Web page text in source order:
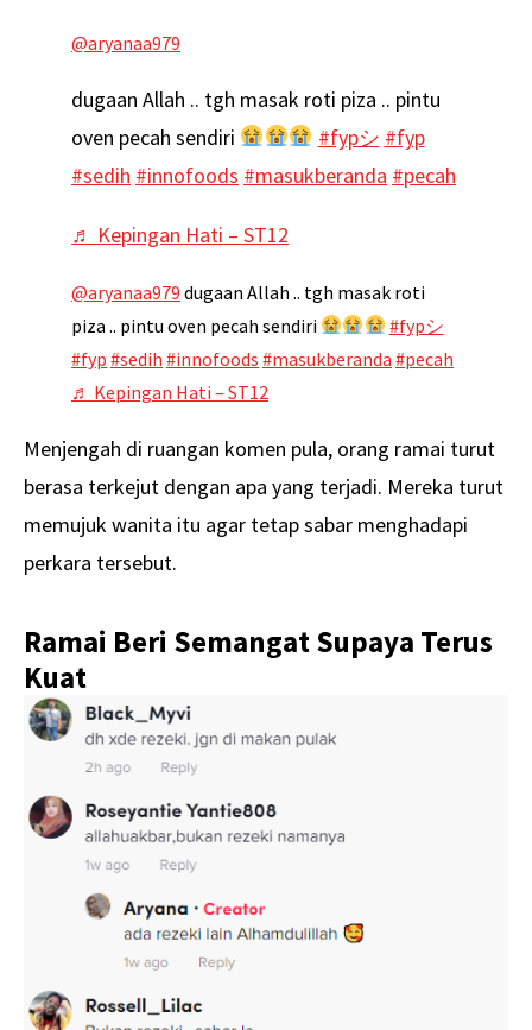
@aryanaa979
dugaan Allah .. tgh masak roti piza .. pintu
oven pecah sendiri
#fypシ #fyp
#sedih #innofoods #masukberanda #pecah
♬ Kepingan Hati – ST12
@aryanaa979 dugaan Allah .. tgh masak roti
piza .. pintu oven pecah sendiri
#fypシ
#fyp #sedih #innofoods #masukberanda #pecah
♬ Kepingan Hati – ST12
Menjengah di ruangan komen pula, orang ramai turut
berasa terkejut dengan apa yang terjadi. Mereka turut
memujuk wanita itu agar tetap sabar menghadapi
perkara tersebut.
Ramai Beri Semangat Supaya Terus
Kuat